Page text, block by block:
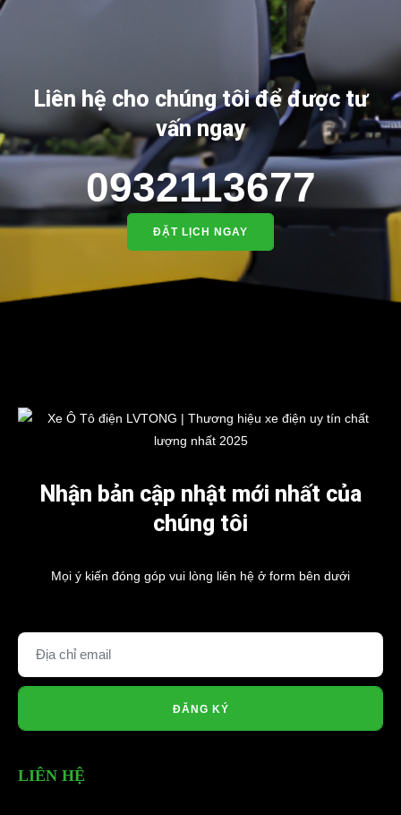
Liên hệ cho chúng tôi để được tư
vấn ngay
0932113677
ĐẶT LỊCH NGAY
Nhận bản cập nhật mới nhất của
chúng tôi
Mọi ý kiến đóng góp vui lòng liên hệ ở form bên dưới
ĐĂNG KÝ
LIÊN HỆ